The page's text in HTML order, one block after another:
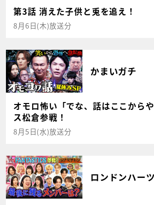
第3話 消えた子供と兎を追え！
8月6日(木)放送分
かまいガチ
オモロ怖い「でな、話はここから
ス松倉参戦！
8月5日(水)放送分
ロンドンハーツ